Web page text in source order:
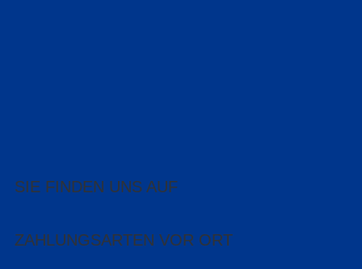
SIE FINDEN UNS AUF
ZAHLUNGSARTEN VOR ORT